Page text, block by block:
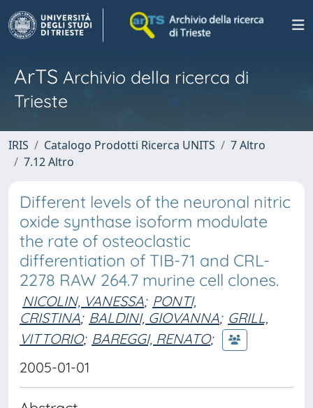
ArTS Archivio della ricerca di
Trieste
IRIS Catalogo Prodotti Ricerca UNITS
7 Altro
7.12 Altro
Different levels of the neuronal nitric
oxide synthase isoform modulate
the rate of osteoclastic
differentiation of TIB-71 and CRL-
2278 RAW 264.7 murine cell clones.
NICOLIN, VANESSA; PONTI,
CRISTINA; BALDINI, GIOVANNA; GRILL,
VITTORIO; BAREGGI, RENATO;
2005-01-01